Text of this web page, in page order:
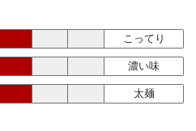
こってり
濃い味
太麺